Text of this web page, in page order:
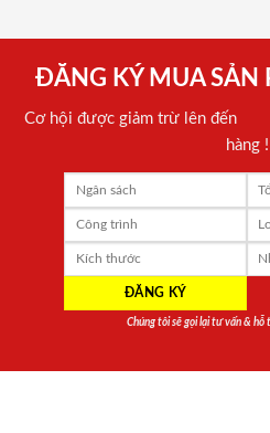
ĐĂNG KÝ MUA SẢN
Cơ hội được giảm trừ lên đến
hàng !
Chúng tôi sẽ gọi lại tư vấn &